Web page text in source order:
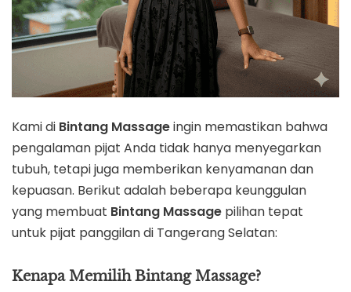
Kami di Bintang Massageingin memastikan bahwa
pengalaman pijat Anda tidak hanya menyegarkan
tubuh, tetapi juga memberikan kenyamanan dan
kepuasan. Berikut adalah beberapa keunggulan
yang membuat Bintang Massage pilihan tepat
untuk pijat panggilan di Tangerang Selatan:
Kenapa Memilih Bintang Massage?